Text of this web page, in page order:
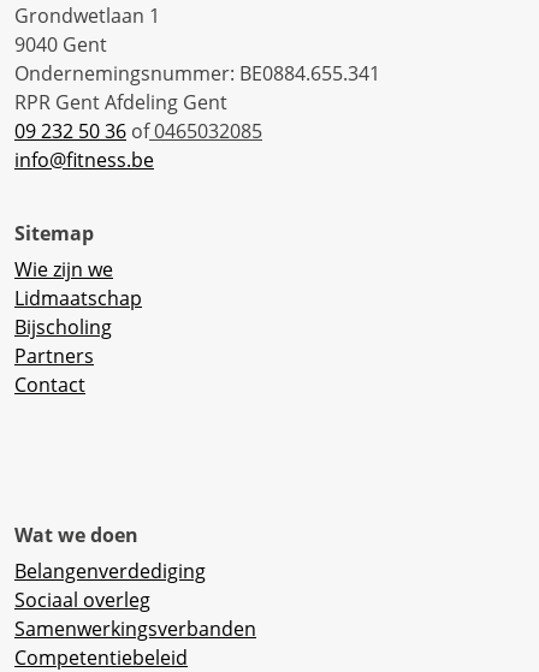
Grondwetlaan 1
9040 Gent
Ondernemingsnummer: BE0884.655.341
RPR Gent Afdeling Gent
09 232 50 36 of0465032085
info@fitness.be
Sitemap
Wie zijn we
Lidmaatschap
Bijscholing
Partners
Contact
Wat we doen
Belangenverdediging
Sociaal overleg
Samenwerkingsverbanden
Competentiebeleid